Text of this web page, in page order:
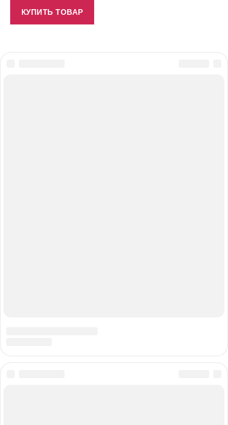
КУПИТЬ ТОВАР